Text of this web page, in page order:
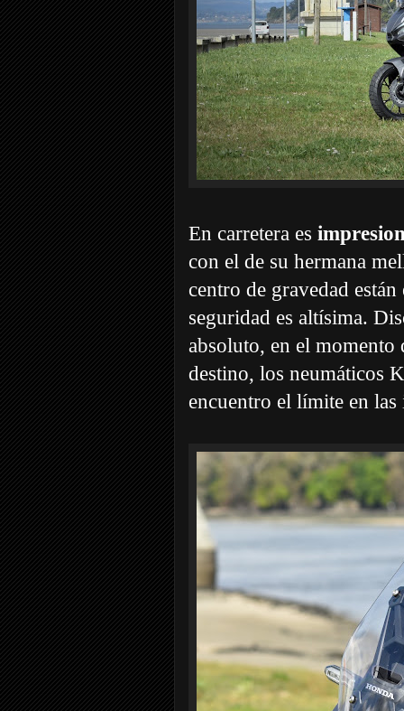
En carretera es
con el de su hermana
centro de gravedad
seguridad es altísima.
absoluto, en el momento
destino, los neumáticos
encuentro el límite en